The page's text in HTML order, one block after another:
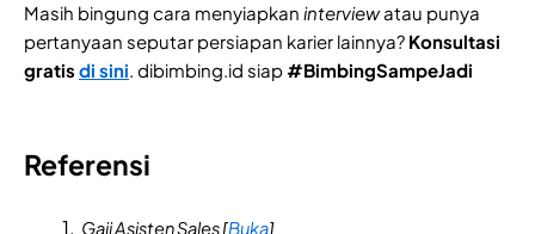
Masih bingung cara menyiapkan interviewatau punya
pertanyaan seputar persiapan karier lainnya? Konsultasi
gratis di sini. dibimbing.id siap #BimbingSampeJadi
Referensi
Gaji Asisten Sales [Buka]